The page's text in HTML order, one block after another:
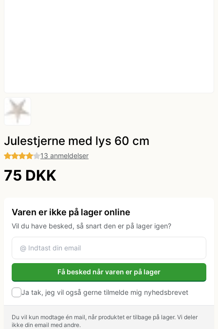
Græsk gud kostume
Hatte og masker
Klovne kostume
Matros, kaptajn og pilot kostume
Mavedanser kostume
Vinter
Julestjerne med lys 60 cm
13 anmeldelser
75 DKK
Varen er ikke på lager online
Vil du have besked, så snart den er på lager igen?
Få besked når varen er på lager
Ja tak, jeg vil også gerne tilmelde mig nyhedsbrevet
Du vil kun modtage én mail, når produktet er tilbage på lager. Vi deler
ikke din email med andre.